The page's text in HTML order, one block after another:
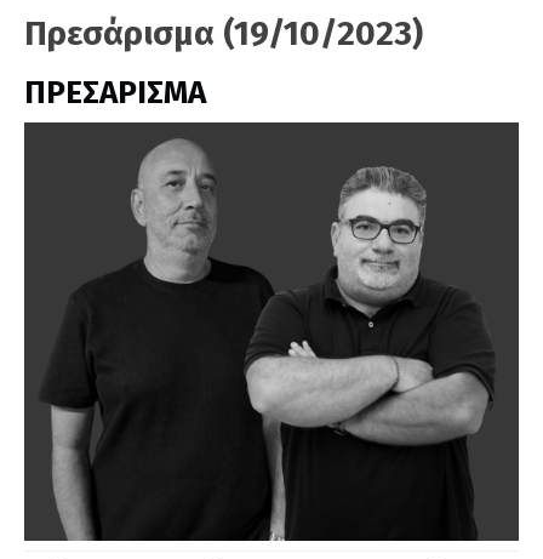
Πρεσάρισμα (19/10/2023)
ΠΡΕΣΑΡΙΣΜΑ